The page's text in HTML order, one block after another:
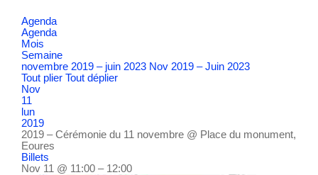
Agenda
Agenda
Mois
Semaine
novembre 2019 – juin 2023 Nov 2019 – Juin 2023
Tout plier Tout déplier
Nov
11
lun
2019
2019 – Cérémonie du 11 novembre @ Place du monument,
Eoures
Billets
Nov 11 @ 11:00 – 12:00